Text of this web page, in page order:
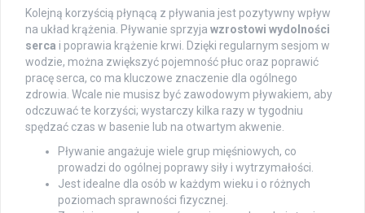
Kolejną korzyścią płynącą z pływania jest pozytywny wpływ
na układ krążenia. Pływanie sprzyja wzrostowi wydolności
serca i poprawia krążenie krwi. Dzięki regularnym sesjom w
wodzie, można zwiększyć pojemność płuc oraz poprawić
pracę serca, co ma kluczowe znaczenie dla ogólnego
zdrowia. Wcale nie musisz być zawodowym pływakiem, aby
odczuwać te korzyści; wystarczy kilka razy w tygodniu
spędzać czas w basenie lub na otwartym akwenie.
Pływanie angażuje wiele grup mięśniowych, co
prowadzi do ogólnej poprawy siły i wytrzymałości.
Jest idealne dla osób w każdym wieku i o różnych
poziomach sprawności fizycznej.